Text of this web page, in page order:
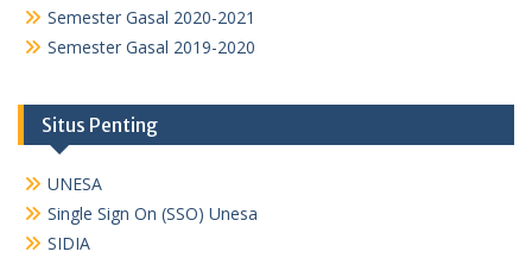
Semester Gasal 2020-2021
Semester Gasal 2019-2020
Situs Penting
UNESA
Single Sign On (SSO) Unesa
SIDIA